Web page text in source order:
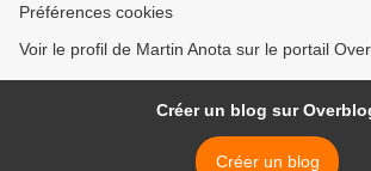
Préférences cookies
Voir le profil de Martin Anota sur le portail
Créer un blog sur
Créer un blog